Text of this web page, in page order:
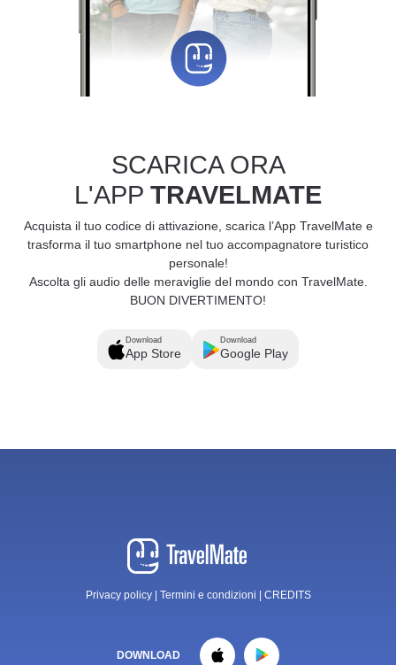
SCARICA ORA
L'APP TRAVELMATE
Acquista il tuo codice di attivazione, scarica l’App TravelMate e
trasforma il tuo smartphone nel tuo accompagnatore turistico
personale!
Ascolta gli audio delle meraviglie del mondo con TravelMate.
BUON DIVERTIMENTO!
Download
App Store
Download
Google Play
Privacy policy| Termini e condizioni CREDITS
DOWNLOAD